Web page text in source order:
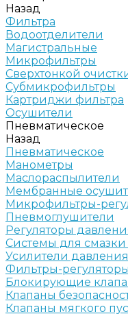
Назад
Фильтра
Водоотделители
Магистральные
Микрофильтры
Сверхтонкой
Субмикрофильтры
Картриджи фильтра
Осушители
Пневматическое
Назад
Пневматическое
Манометры
Маслораспылители
Мембранные
Микрофильтры-
Пневмоглушители
Регуляторы
Системы для
Усилители давления
Фильтры-регуляторы
Блокирующие
Клапаны
Клапаны мягкого